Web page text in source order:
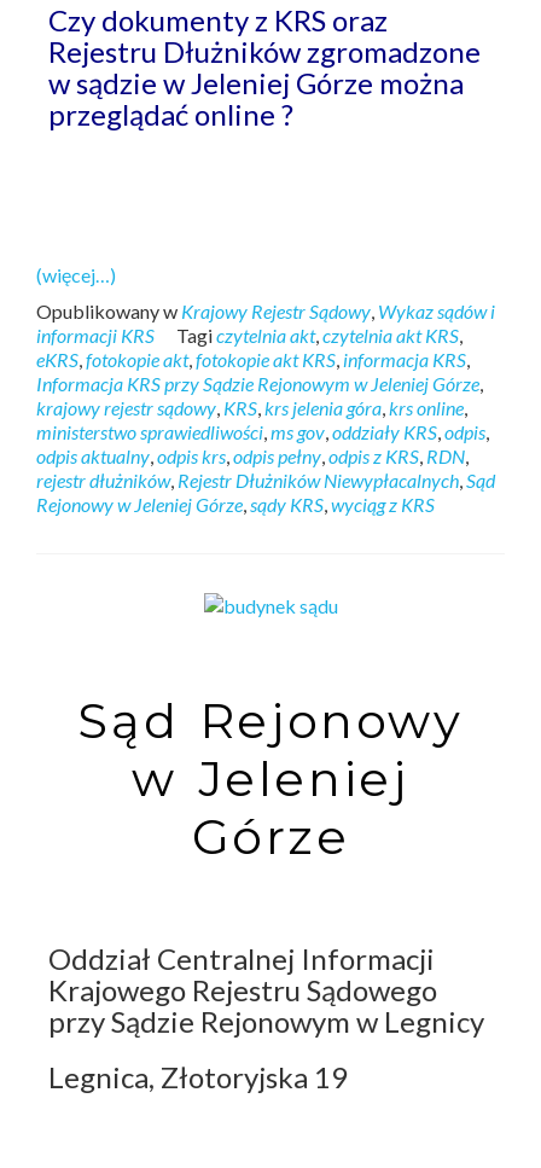
Czy dokumenty z KRS oraz
Rejestru Dłużników zgromadzone
w sądzie w Jeleniej Górze można
przeglądać online ?
(więcej…)
Opublikowany w Krajowy Rejestr Sądowy Wykaz sądów i
informacji KRS
Tagiczytelnia akt, czytelnia akt KRS
eKRS fotokopie akt, fotokopie akt KRS informacja KRS
Informacja KRS przy Sądzie Rejonowym w Jeleniej Górze
krajowy rejestr sądowy KRS krs jelenia góra krs online
ministerstwo sprawiedliwości ms gov oddziały KRS odpis
odpis aktualny odpis krs odpis pełny odpis z KRS RDN
rejestr dłużników, Rejestr Dłużników Niewypłacalnych Sąd
Rejonowy w Jeleniej Górze sądy KRS wyciąg z KRS
Sąd Rejonowy
w Jeleniej
Górze
Oddział Centralnej Informacji
Krajowego Rejestru Sądowego
przy Sądzie Rejonowym w Legnicy
Legnica, Złotoryjska 19